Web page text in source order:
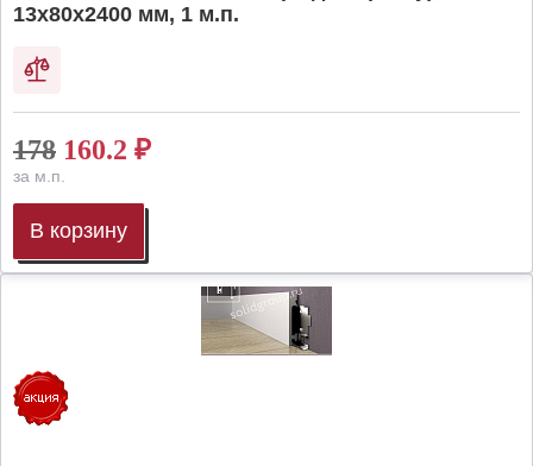
13х80х2400 мм, 1 м.п.
178 160.2 ₽
за м.п.
В корзину